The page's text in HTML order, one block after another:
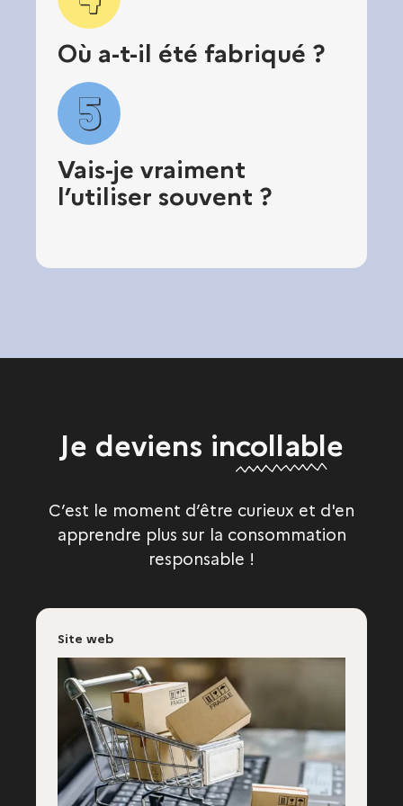
Où a-t-il été fabriqué ?
5
Vais-je vraiment
l’utiliser souvent ?
Je deviens incollable
C’est le moment d’être curieux et d'en
apprendre plus sur la consommation
responsable !
Site web